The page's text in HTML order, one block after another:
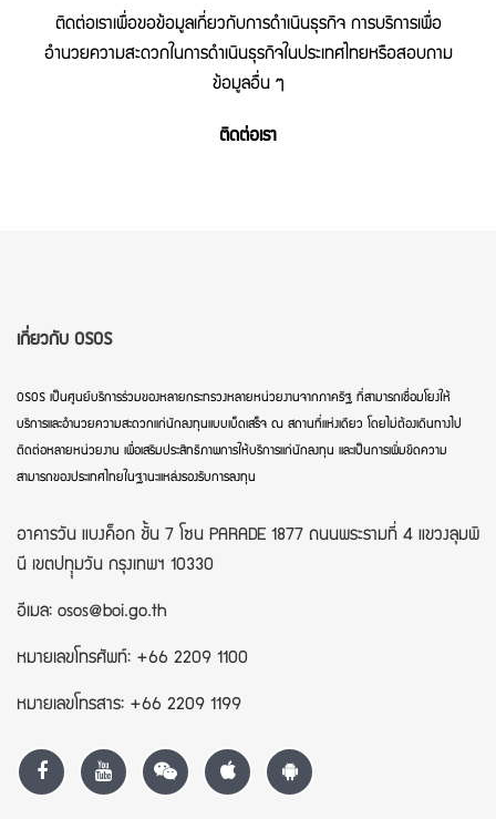
ติดต่อเราเพื่อขอข้อมูลเกี่ยวกับการดำเนินธุรกิจ การบริการเพื่อ
อำนวยความสะดวกในการดำเนินธุรกิจในประเทศไทยหรือสอบถาม
ข้อมูลอื่น ๆ
ติดต่อเรา
เกี่ยวกับ OSOS
OSOS เป็นศูนย์บริการร่วมของหลายกระทรวงหลายหน่วยงานจากภาครัฐ ที่สามารถเชื่อมโยงให้
บริการและอำนวยความสะดวกแก่นักลงทุนแบบเบ็ดเสร็จ ณ สถานที่แห่งเดียว โดยไม่ต้องเดินทางไป
ติดต่อหลายหน่วยงาน เพื่อเสริมประสิทธิภาพการให้บริการแก่นักลงทุน และเป็นการเพิ่มขีดความ
สามารถของประเทศไทยในฐานะแหล่งรองรับการลงทุน
อาคารวัน แบงค็อก ชั้น 7 โซน PARADE 1877 ถนนพระรามที่ 4 แขวงลุมพิ
นี เขตปทุุมวัน กรุงเทพฯ 10330
อีเมล: osos@boi.go.th
หมายเลขโทรศัพท์: +66 2209 1100
หมายเลขโทรสาร: +66 2209 1199